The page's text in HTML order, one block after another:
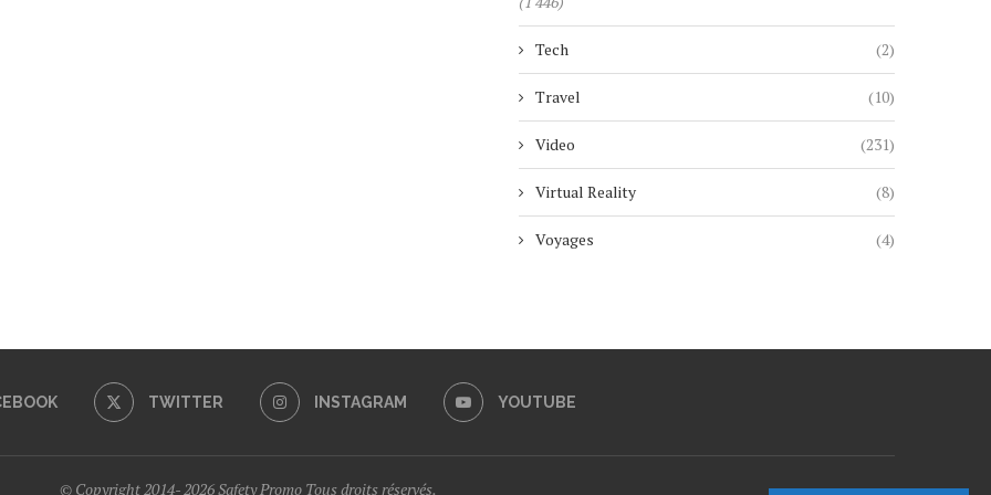
Tech (2)
Travel (10)
Video (231)
Virtual Reality (8)
Voyages (4)
TWITTER INSTAGRAM YOUTUBE
© Copyright 2014- 2026 Safety Promo Tous droits réservés.